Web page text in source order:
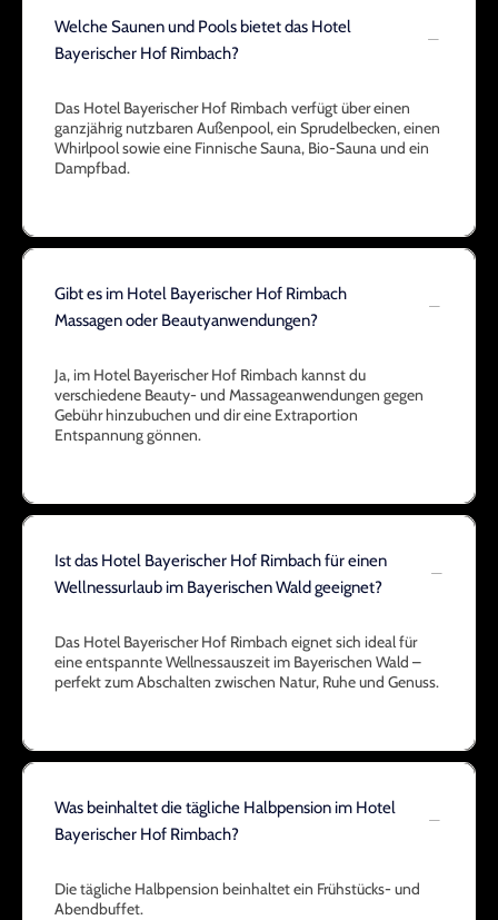
Welche Saunen und Pools bietet das Hotel
Bayerischer Hof Rimbach?
Das Hotel Bayerischer Hof Rimbach verfügt über einen
ganzjährig nutzbaren Außenpool, ein Sprudelbecken, einen
Whirlpool sowie eine Finnische Sauna, Bio-Sauna und ein
Dampfbad.
Gibt es im Hotel Bayerischer Hof Rimbach
Massagen oder Beautyanwendungen?
Ja, im Hotel Bayerischer Hof Rimbach kannst du
verschiedene Beauty- und Massageanwendungen gegen
Gebühr hinzubuchen und dir eine Extraportion
Entspannung gönnen.
Ist das Hotel Bayerischer Hof Rimbach für einen
Wellnessurlaub im Bayerischen Wald geeignet?
Das Hotel Bayerischer Hof Rimbach eignet sich ideal für
eine entspannte Wellnessauszeit im Bayerischen Wald –
perfekt zum Abschalten zwischen Natur, Ruhe und Genuss.
Was beinhaltet die tägliche Halbpension im Hotel
Bayerischer Hof Rimbach?
Die tägliche Halbpension beinhaltet ein Frühstücks- und
Abendbuffet.